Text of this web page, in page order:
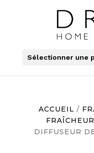
Sélectionner une
ACCUEIL /
FRAÎCHEUR
DIFFUSEUR